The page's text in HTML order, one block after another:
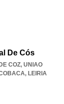
De Cós
COZ, UNIAO
, LEIRIA